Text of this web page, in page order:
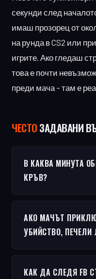
секунди след
имаш прозорец от
на рунда в CS2 или
игрите. Ако гледаш
това е почти
преди мача – там е
ЧЕСТOЗАДАВАНИ
В КАКВА МИНУТА
КРЪВ?
АКО МАЧЪТ
УБИЙСТВО,
КАК ДА СЛЕДЯ FB